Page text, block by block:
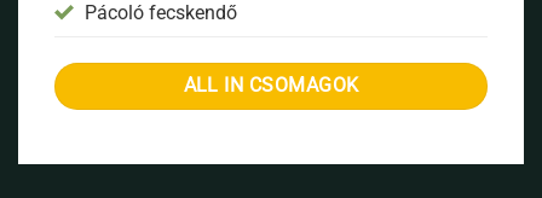
Pácoló fecskendő
ALL IN CSOMAGOK